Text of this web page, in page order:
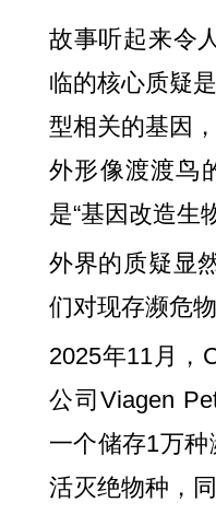
故事听起来令
临的核心质疑
型相关的基因
外形像渡渡鸟
是“基因改造生
外界的质疑显
们对现存濒危
2025年11月，
公司Viagen
一个储存1万种
活灭绝物种，